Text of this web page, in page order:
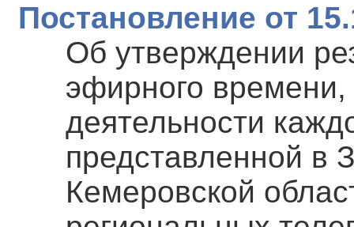
Постановление от
Об утверждении
эфирного времени,
деятельности
представленной в
Кемеровской